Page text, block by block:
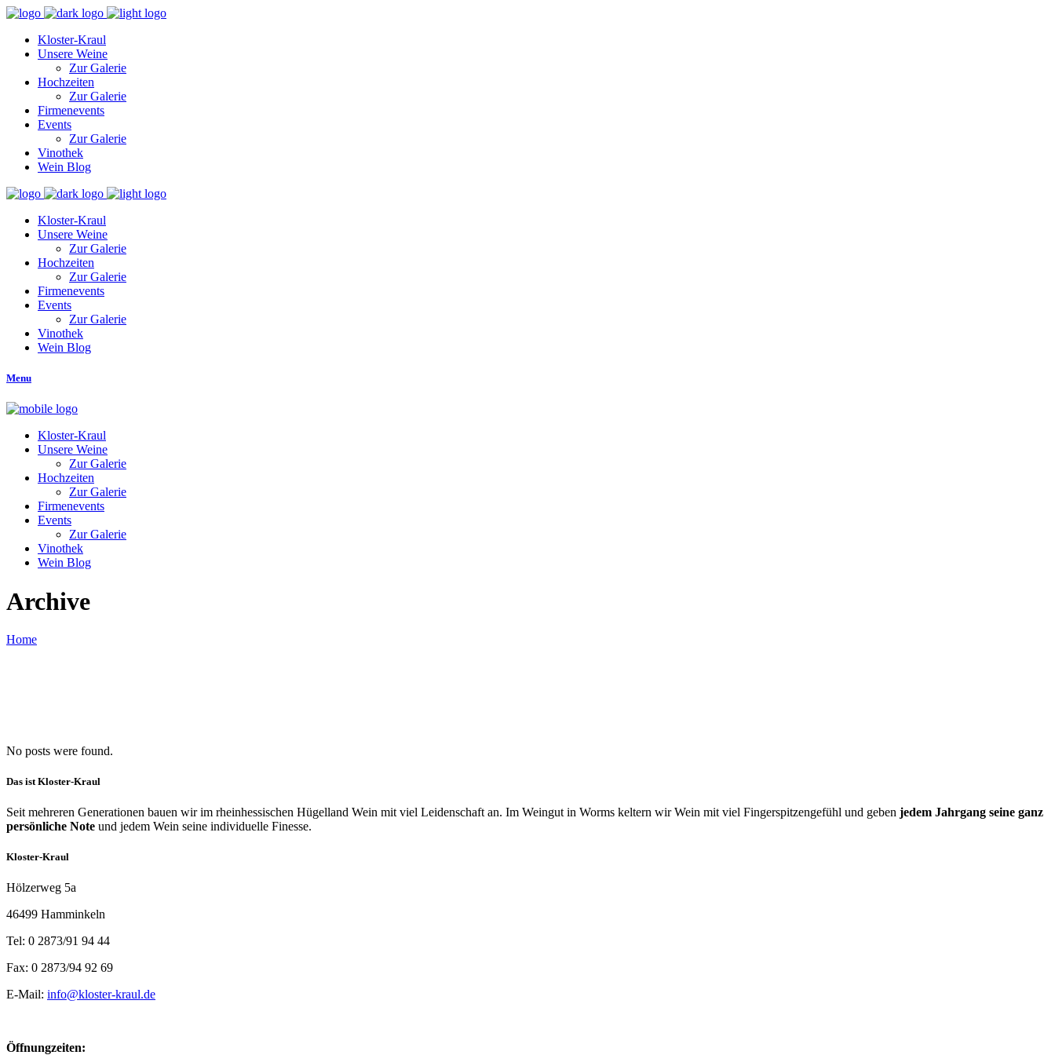
Kloster-Kraul
Unsere Weine
Zur Galerie
Hochzeiten
Zur Galerie
Firmenevents
Events
Zur Galerie
Vinothek
Wein Blog
Kloster-Kraul
Unsere Weine
Zur Galerie
Hochzeiten
Zur Galerie
Firmenevents
Events
Zur Galerie
Vinothek
Wein Blog
Menu
Kloster-Kraul
Unsere Weine
Zur Galerie
Hochzeiten
Zur Galerie
Firmenevents
Events
Zur Galerie
Vinothek
Wein Blog
Archive
Home
No posts were found.
Das ist Kloster-Kraul
Seit mehreren Generationen bauen wir im rheinhessischen Hügelland Wein mit viel Leidenschaft an. Im Weingut in Worms keltern wir Wein mit viel Fingerspitzengefühl und geben jedem Jahrgang seine ganz
persönliche Note und jedem Wein seine individuelle Finesse.
Kloster-Kraul
Hölzerweg 5a
46499 Hamminkeln
Tel: 0 2873/91 94 44
Fax: 0 2873/94 92 69
E-Mail: info@kloster-kraul.de
Öffnungzeiten: